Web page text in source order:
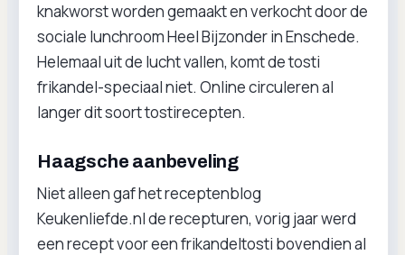
knakworst worden gemaakt en verkocht door de
sociale lunchroom Heel Bijzonder in Enschede.
Helemaal uit de lucht vallen, komt de tosti
frikandel-speciaal niet. Online circuleren al
langer dit soort tostirecepten.
Haagsche aanbeveling
Niet alleen gaf het receptenblog
Keukenliefde.nl de recepturen, vorig jaar werd
een recept voor een frikandeltosti bovendien al